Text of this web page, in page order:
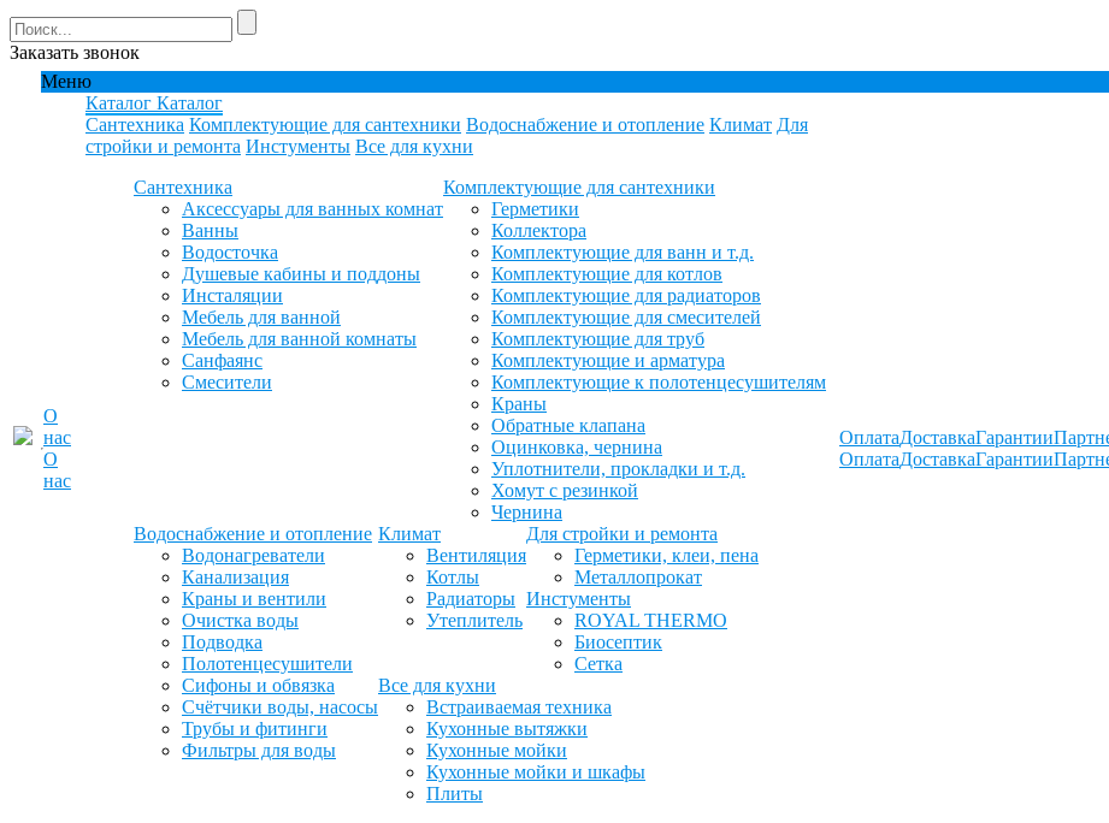
Заказать звонок
Меню
О
нас
О
нас
Каталог Каталог
Сантехника Комплектующие для сантехники Водоснабжение и отопление Климат Для
стройки и ремонта Инстументы Все для кухни
Сантехника
Аксессуары для ванных комнат
Ванны
Водосточка
Душевые кабины и поддоны
Инсталяции
Мебель для ванной
Мебель для ванной комнаты
Санфаянс
Смесители
Комплектующие для сантехники
Герметики
Коллектора
Комплектующие для ванн и т.д.
Комплектующие для котлов
Комплектующие для радиаторов
Комплектующие для смесителей
Комплектующие для труб
Комплектующие и арматура
Комплектующие к полотенцесушителям
Краны
Обратные клапана
Оцинковка, чернина
Уплотнители, прокладки и т.д.
Хомут с резинкой
Чернина
Водоснабжение и отопление
Водонагреватели
Канализация
Краны и вентили
Очистка воды
Подводка
Полотенцесушители
Сифоны и обвязка
Счётчики воды, насосы
Трубы и фитинги
Фильтры для воды
Климат
Вентиляция
Котлы
Радиаторы
Утеплитель
Для стройки и ремонта
Герметики, клеи, пена
Металлопрокат
Инстументы
ROYAL THERMO
Биосептик
Сетка
Все для кухни
Встраиваемая техника
Кухонные вытяжки
Кухонные мойки
Кухонные мойки и шкафы
Плиты
Оплата
Оплата
Доставка
Доставка
Гарантии
Гарантии